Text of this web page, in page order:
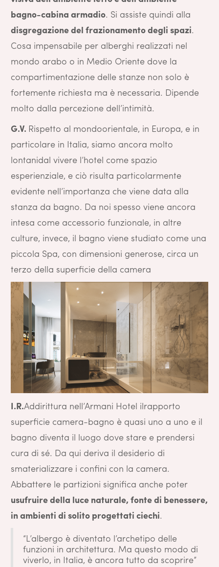
bagno-cabina armadio. Si assiste quindi alla
disgregazione del frazionamento degli spazi.
Cosa impensabile per alberghi realizzati nel
mondo arabo o in Medio Oriente dove la
compartimentazione delle stanze non solo è
fortemente richiesta ma è necessaria. Dipende
molto dalla percezione dell’intimità.
G.V. Rispetto al mondoorientale, in Europa, e in
particolare in Italia, siamo ancora molto
lontanidal vivere l’hotel come spazio
esperienziale, e ciò risulta particolarmente
evidente nell’importanza che viene data alla
stanza da bagno. Da noi spesso viene ancora
intesa come accessorio funzionale, in altre
culture, invece, il bagno viene studiato come una
piccola Spa, con dimensioni generose, circa un
terzo della superficie della camera
I.R.Addirittura nell’Armani Hotel ilrapporto
superficie camera-bagno è quasi uno a uno e il
bagno diventa il luogo dove stare e prendersi
cura di sé. Da qui deriva il desiderio di
smaterializzare i confini con la camera.
Abbattere le partizioni significa anche poter
usufruire della luce naturale, fonte di benessere,
in ambienti di solito progettati ciechi.
“L’albergo è diventato l’archetipo delle
funzioni in architettura. Ma questo modo di
viverlo, in Italia, è ancora tutto da scoprire”